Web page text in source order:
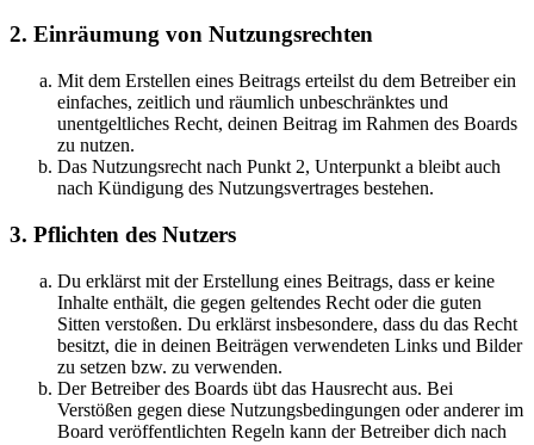
2. Einräumung von Nutzungsrechten
Mit dem Erstellen eines Beitrags erteilst du dem Betreiber ein
einfaches, zeitlich und räumlich unbeschränktes und
unentgeltliches Recht, deinen Beitrag im Rahmen des Boards
zu nutzen.
Das Nutzungsrecht nach Punkt 2, Unterpunkt a bleibt auch
nach Kündigung des Nutzungsvertrages bestehen.
3. Pflichten des Nutzers
Du erklärst mit der Erstellung eines Beitrags, dass er keine
Inhalte enthält, die gegen geltendes Recht oder die guten
Sitten verstoßen. Du erklärst insbesondere, dass du das Recht
besitzt, die in deinen Beiträgen verwendeten Links und Bilder
zu setzen bzw. zu verwenden.
Der Betreiber des Boards übt das Hausrecht aus. Bei
Verstößen gegen diese Nutzungsbedingungen oder anderer im
Board veröffentlichten Regeln kann der Betreiber dich nach